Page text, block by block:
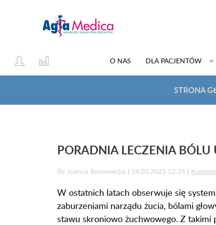
O NAS DLA PACJENTÓW
STRONA
PORADNIA LECZENIA
By Joanna Borowiecka | 24.03.2023 12:24 |
W ostatnich latach obserwuje się
zaburzeniami narządu żucia, bólami
stawu skroniowo żuchwowego. Z